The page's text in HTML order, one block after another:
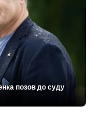
позов до суду